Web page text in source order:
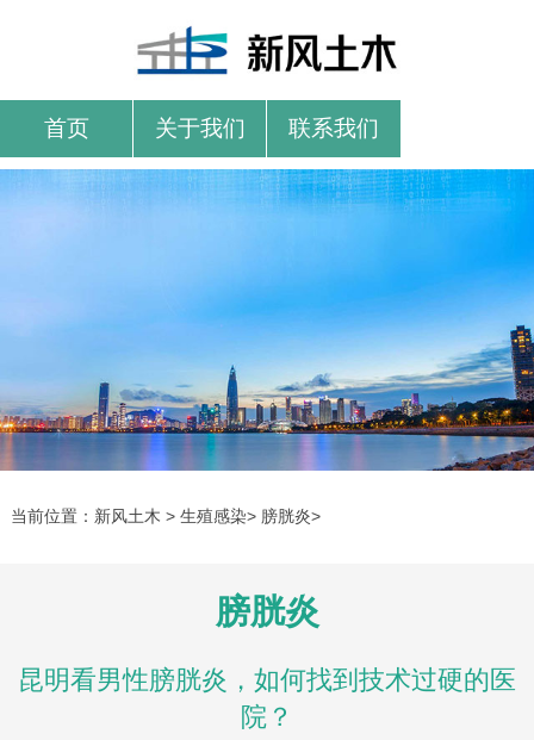
首页 关于我们 联系我们
当前位置： 新风土木 > 生殖感染> 膀胱炎>
膀胱炎
昆明看男性膀胱炎，如何找到技术过硬的医
院？